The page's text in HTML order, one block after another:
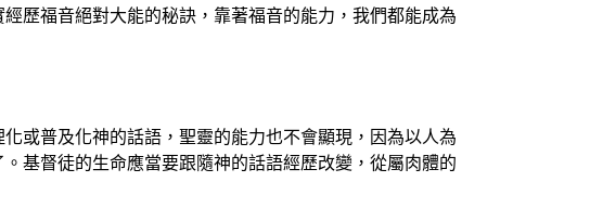
歷福音絕對大能的秘訣，靠著福音的能力，我們都能成為
或普及化神的話語，聖靈的能力也不會顯現，因為以人為
基督徒的生命應當要跟隨神的話語經歷改變，從屬肉體的